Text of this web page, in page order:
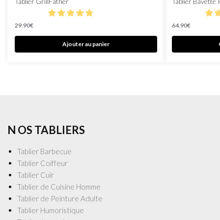
29.90€
Ajouter au panier
64.90€
N OS TABLIERS
Tablier Barbecue
Tablier Coiffeur
Tablier Cuir
Tablier de Cuisine Homme
Tablier de Peinture Adulte
Tablier Humoristique